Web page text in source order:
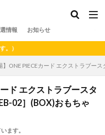
情報 お知らせ
】ONE PIECEカード エクストラブ
ド エクストラブースタ
02］(BOX)おもちゃ
ます。